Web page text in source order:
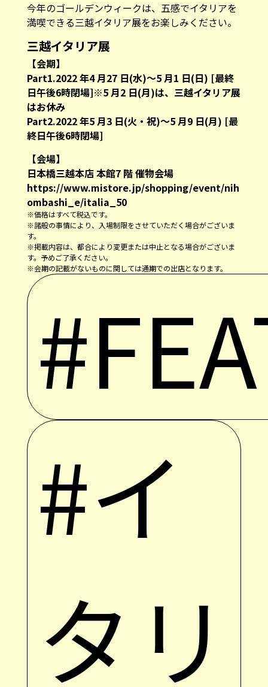
今年のゴールデンウィークは、五感でイタリアを
満喫できる三越イタリア展をお楽しみください。
三越イタリア展
【会期】
Part1.2022 年4 月27 日(水)～5 月1 日(日) [最終
日午後6時閉場]※5 月2 日(月)は、三越イタリア展
はお休み
Part2.2022 年5 月3 日(火・祝)～5 月9 日(月) [最
終日午後6時閉場]
【会場】
日本橋三越本店 本館7 階 催物会場
https://www.mistore.jp/shopping/event/nih
ombashi_e/italia_50
※価格はすべて税込です。
※諸般の事情により、入場制限をさせていただく場合がございま
す。
※掲載内容は、都合により変更または中止となる場合がございま
す。予めご了承ください。
※会期の記載がないものに関しては通期での出店となります。
#イ
タリ